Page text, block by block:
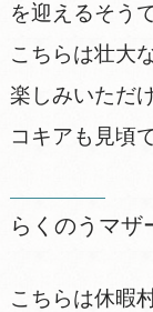
を迎えるそう
こちらは壮大
楽しみいただ
コキアも見頃
らくのうマザ
こちらは休暇